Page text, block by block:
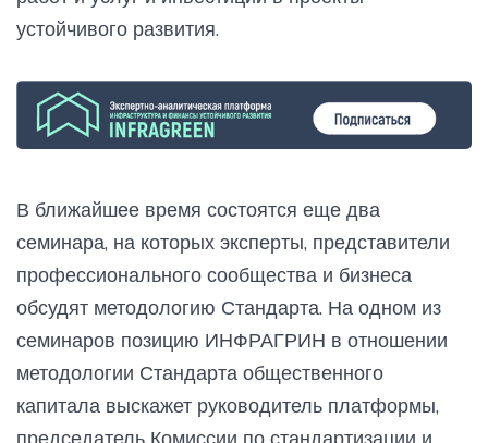
устойчивого развития.
В ближайшее время состоятся еще два
семинара, на которых эксперты, представители
профессионального сообщества и бизнеса
обсудят методологию Стандарта. На одном из
семинаров позицию ИНФРАГРИН в отношении
методологии Стандарта общественного
капитала выскажет руководитель платформы,